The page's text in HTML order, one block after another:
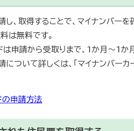
し、取得することで、マイナンバー
は無料です。
は申請から受取りまで、1か月～1か
について詳しくは、「マイナンバー
の申請方法